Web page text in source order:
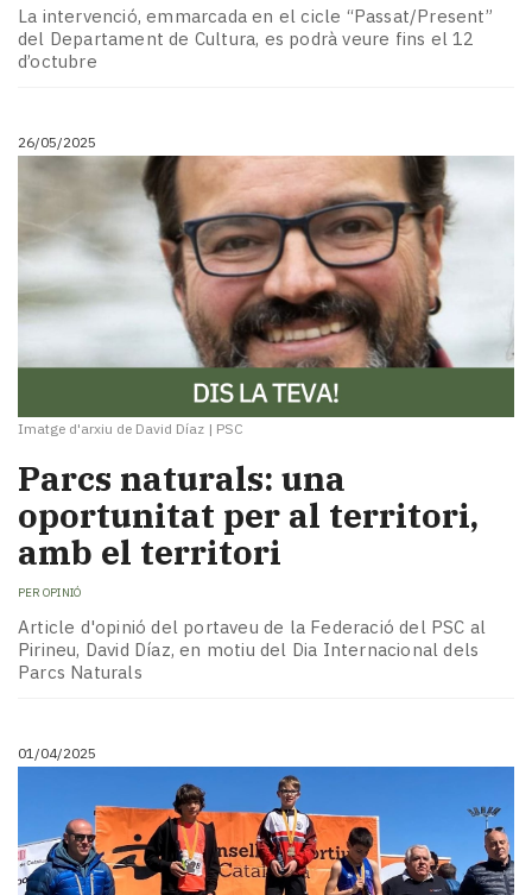
La intervenció, emmarcada en el cicle “Passat/Present”
del Departament de Cultura, es podrà veure fins el 12
d’octubre
26/05/2025
Imatge d'arxiu de David Díaz | PSC
Parcs naturals: una
oportunitat per al territori,
amb el territori
PER OPINIÓ
Article d'opinió del portaveu de la Federació del PSC al
Pirineu, David Díaz, en motiu del Dia Internacional dels
Parcs Naturals
01/04/2025